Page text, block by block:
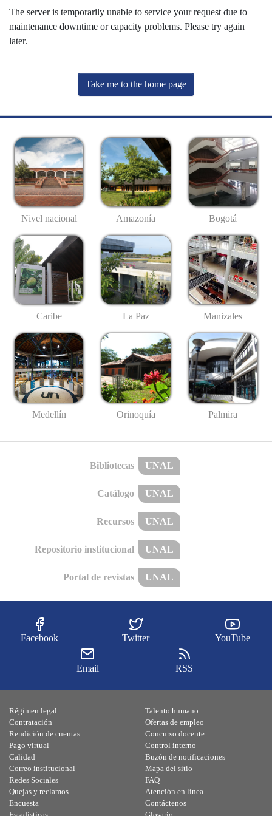
The server is temporarily unable to service your request due to
maintenance downtime or capacity problems. Please try again
later.
Take me to the home page
Nivel nacional Amazonía Bogotá
Caribe La Paz Manizales
Medellín Orinoquía Palmira
Bibliotecas UNAL
Catálogo UNAL
Recursos UNAL
Repositorio institucional UNAL
Portal de revistas UNAL
Facebook Twitter YouTube
Email RSS
Régimen legal
Contratación
Rendición de cuentas
Pago virtual
Calidad
Talento humano
Ofertas de empleo
Concurso docente
Control interno
Buzón de notificaciones
Correo institucional
Redes Sociales
Quejas y reclamos
Encuesta
Mapa del sitio
FAQ
Atención en línea
Contáctenos